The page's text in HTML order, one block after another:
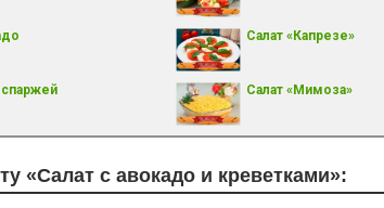
Салат «Капрезе»
Салат «Мимоза»
«Салат с авокадо и креветками»: